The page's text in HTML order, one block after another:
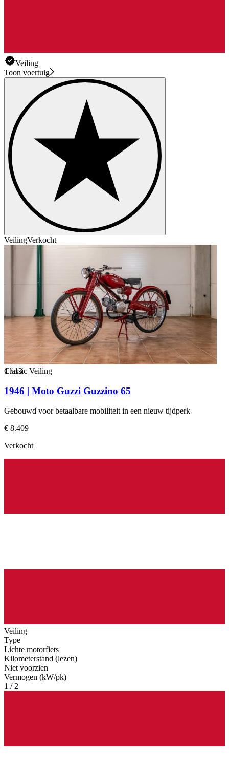
Veiling
Toon voertuig
VeilingVerkocht
1/13
Classic Veiling
1946 | Moto Guzzi Guzzino 65
Gebouwd voor betaalbare mobiliteit in een nieuw tijdperk
€ 8.409
Verkocht
Veiling
Type
Lichte motorfiets
Kilometerstand (lezen)
Niet voorzien
Vermogen (kW/pk)
1 / 2